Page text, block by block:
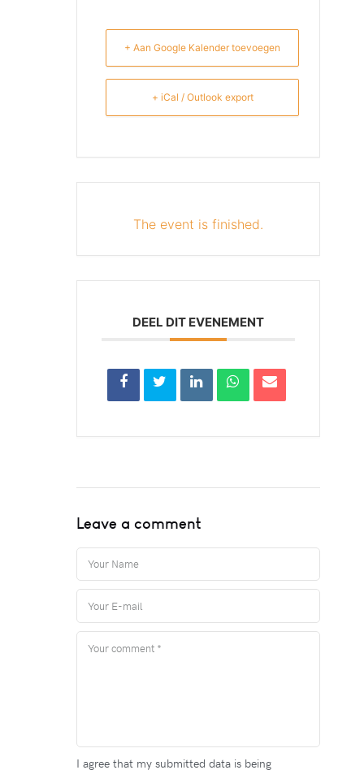
+ Aan Google Kalender toevoegen
+ iCal / Outlook export
The event is finished.
DEEL DIT EVENEMENT
Leave a comment
I agree that my submitted data is being